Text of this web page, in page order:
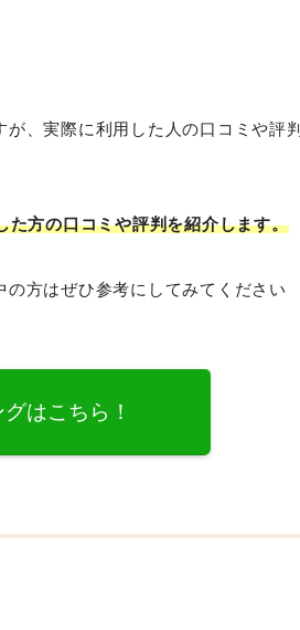
、実際に利用した人の口コミや評判
た方の口コミや評判を紹介します。
方はぜひ参考にしてみてください
はこちら！